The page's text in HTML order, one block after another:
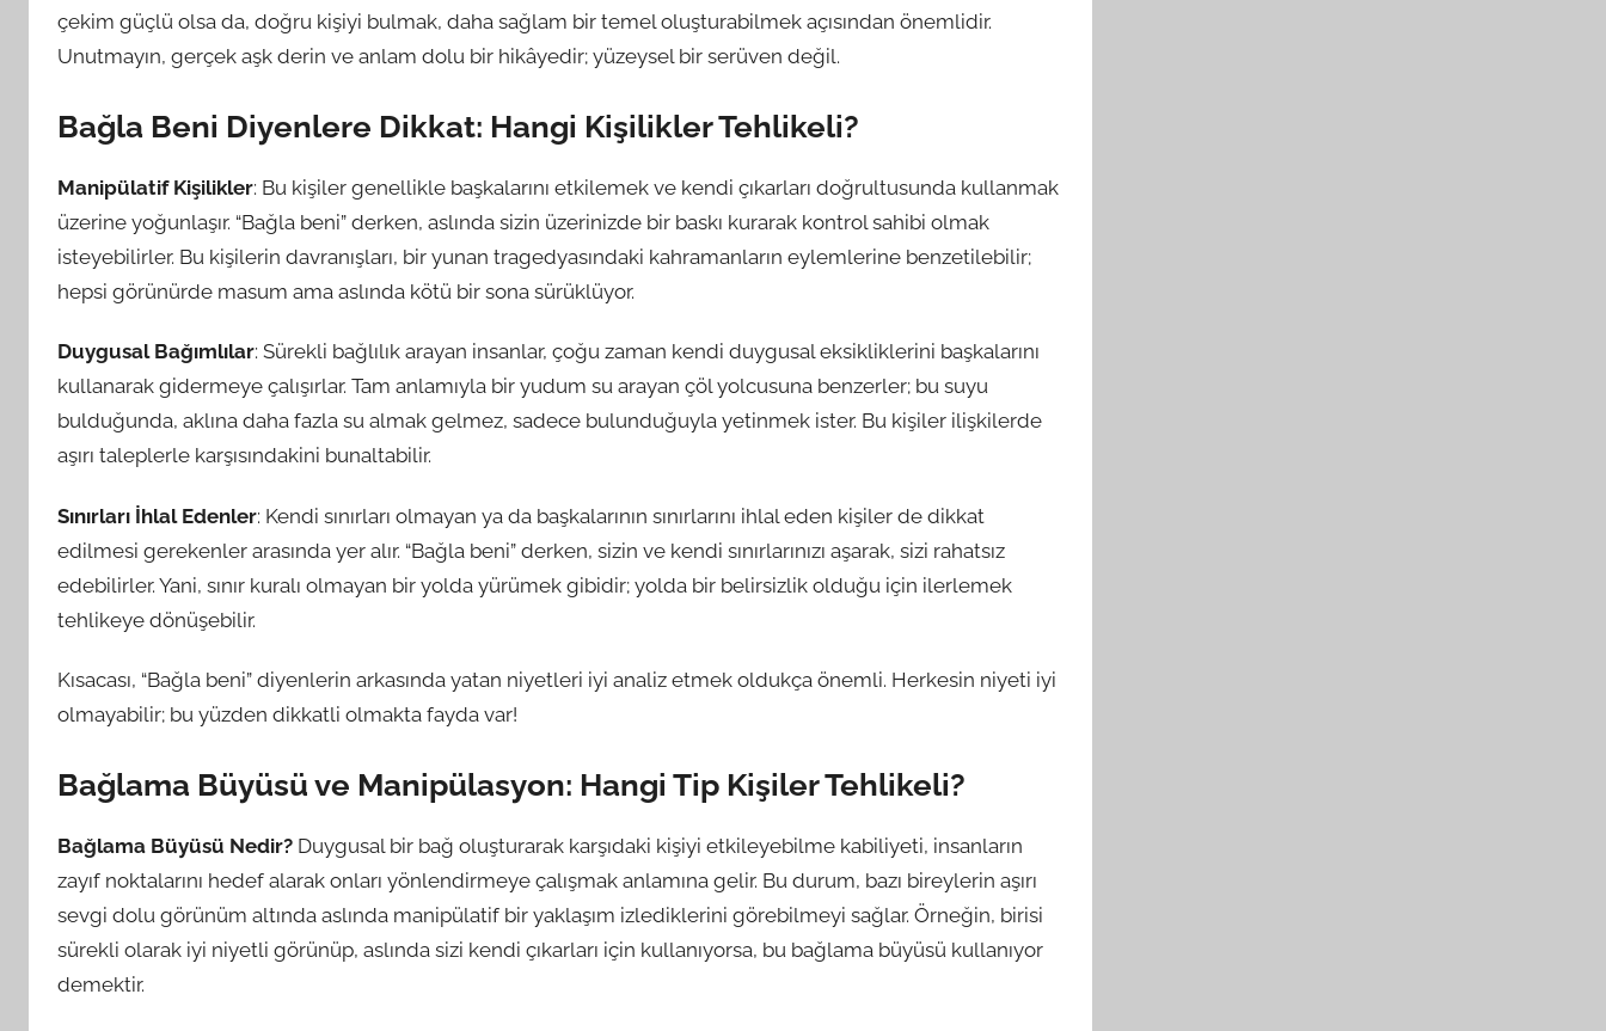
çekim güçlü olsa da, doğru kişiyi bulmak, daha sağlam bir temel oluşturabilmek açısından önemlidir.
Unutmayın, gerçek aşk derin ve anlam dolu bir hikâyedir; yüzeysel bir serüven değil.
Bağla Beni Diyenlere Dikkat: Hangi Kişilikler Tehlikeli?
Manipülatif Kişilikler: Bu kişiler genellikle başkalarını etkilemek ve kendi çıkarları doğrultusunda kullanmak
üzerine yoğunlaşır. “Bağla beni” derken, aslında sizin üzerinizde bir baskı kurarak kontrol sahibi olmak
isteyebilirler. Bu kişilerin davranışları, bir yunan tragedyasındaki kahramanların eylemlerine benzetilebilir;
hepsi görünürde masum ama aslında kötü bir sona sürüklüyor.
Duygusal Bağımlılar: Sürekli bağlılık arayan insanlar, çoğu zaman kendi duygusal eksikliklerini başkalarını
kullanarak gidermeye çalışırlar. Tam anlamıyla bir yudum su arayan çöl yolcusuna benzerler; bu suyu
bulduğunda, aklına daha fazla su almak gelmez, sadece bulunduğuyla yetinmek ister. Bu kişiler ilişkilerde
aşırı taleplerle karşısındakini bunaltabilir.
Sınırları İhlal Edenler: Kendi sınırları olmayan ya da başkalarının sınırlarını ihlal eden kişiler de dikkat
edilmesi gerekenler arasında yer alır. “Bağla beni” derken, sizin ve kendi sınırlarınızı aşarak, sizi rahatsız
edebilirler. Yani, sınır kuralı olmayan bir yolda yürümek gibidir; yolda bir belirsizlik olduğu için ilerlemek
tehlikeye dönüşebilir.
Kısacası, “Bağla beni” diyenlerin arkasında yatan niyetleri iyi analiz etmek oldukça önemli. Herkesin niyeti iyi
olmayabilir; bu yüzden dikkatli olmakta fayda var!
Bağlama Büyüsü ve Manipülasyon: Hangi Tip Kişiler Tehlikeli?
Bağlama Büyüsü Nedir? Duygusal bir bağ oluşturarak karşıdaki kişiyi etkileyebilme kabiliyeti, insanların
zayıf noktalarını hedef alarak onları yönlendirmeye çalışmak anlamına gelir. Bu durum, bazı bireylerin aşırı
sevgi dolu görünüm altında aslında manipülatif bir yaklaşım izlediklerini görebilmeyi sağlar. Örneğin, birisi
sürekli olarak iyi niyetli görünüp, aslında sizi kendi çıkarları için kullanıyorsa, bu bağlama büyüsü kullanıyor
demektir.